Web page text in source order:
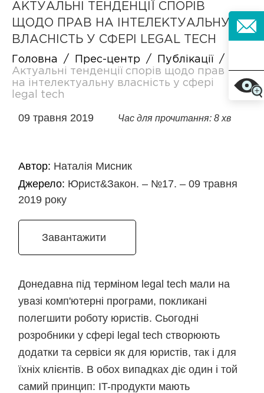
АКТУАЛЬНІ ТЕНДЕНЦІЇ СПОРІВ
ЩОДО ПРАВ НА ІНТЕЛЕКТУАЛЬНУ
ВЛАСНІСТЬ У СФЕРІ LEGAL TECH
Головна / Прес-центр / Публікації
/
Актуальні тенденції спорів щодо прав
на інтелектуальну власність у сфері
legal tech
09 травня 2019 Час для прочитання: 8 хв
Автор: Наталія Мисник
Джерело: Юрист&Закон. – №17. – 09 травня
2019 року
Завантажити
Донедавна під терміном legal tech мали на
увазі комп'ютерні програми, покликані
полегшити роботу юристів. Сьогодні
розробники у сфері legal tech створюють
додатки та сервіси як для юристів, так і для
їхніх клієнтів. В обох випадках діє один і той
самий принцип: IT-продукти мають